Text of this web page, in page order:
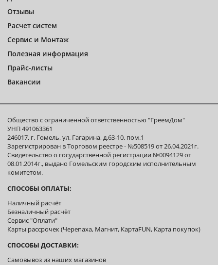
Отзывы
Расчет систем
Сервис и Монтаж
Полезная информация
Прайс-листы
Вакансии
Общество с ограниченной ответственностью "ГреемДом"
УНП 491063361
246017, г. Гомель, ул. Гагарина, д.63-10, пом.1
Зарегистрирован в Торговом реестре - №508519 от 26.04.2021г.
Свидетельство о государственной регистрации №0094129 от
08.01.2014г., выдано Гомельским городским исполнительным
комитетом.
СПОСОБЫ ОПЛАТЫ:
Наличный расчёт
Безналичный расчёт
Сервис "Оплати"
Карты рассрочек (Черепаха, Магнит, КартаFUN, Карта покупок)
СПОСОБЫ ДОСТАВКИ:
Самовывоз из наших магазинов